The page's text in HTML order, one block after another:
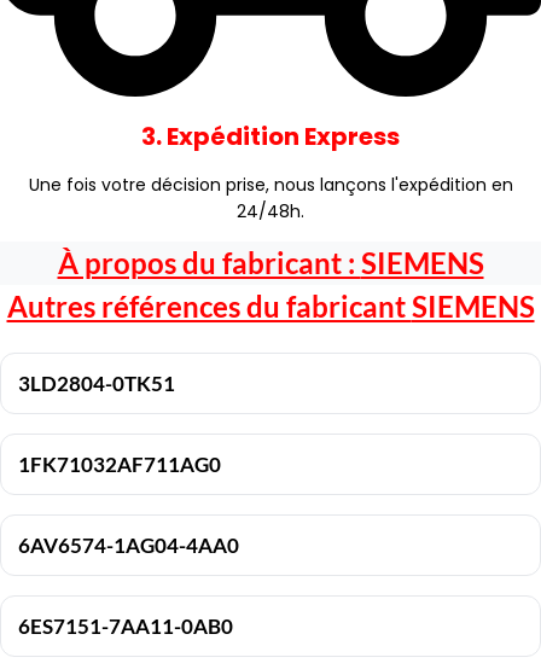
3. Expédition Express
Une fois votre décision prise, nous lançons l'expédition en
24/48h.
À propos du fabricant : SIEMENS
Autres références du fabricantSIEMENS
3LD2804-0TK51
1FK71032AF711AG0
6AV6574-1AG04-4AA0
6ES7151-7AA11-0AB0